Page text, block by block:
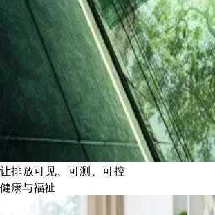
让排放可见、可测、可控
健康与福祉